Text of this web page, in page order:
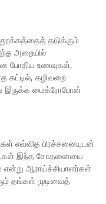
தடுக்கும்
அறையில்
போதிய உணவுகள்,
கழிவறை
இருக்க மைக்ரோபோன்
எவ்வித பிரச்சனையுடன்
இந்த சோதனையை
என்று ஆராய்ச்சியாளர்கள்
தங்கள் முடிவைத்